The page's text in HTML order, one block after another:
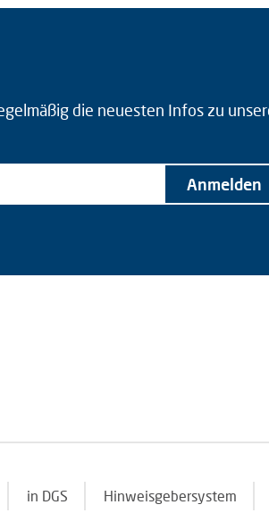
die neuesten Infos zu
Anmelden
in DGS Hinweisgebersystem